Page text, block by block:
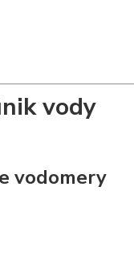
vody
vodomery